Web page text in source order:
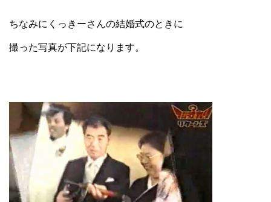
ちなみにくっきーさんの結婚式のときに
撮った写真が下記になります。